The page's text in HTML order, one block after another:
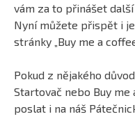
vám za to přinášet
Nyní můžete přispět i
stránky „Buy me a
Pokud z nějakého
Startovač nebo Buy
poslat i na náš